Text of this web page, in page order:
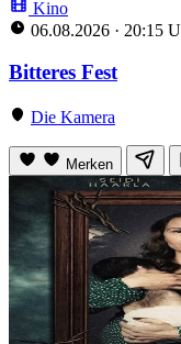
Kino
06.08.2026 · 20:15
Bitteres Fest
Die Kamera
Merken